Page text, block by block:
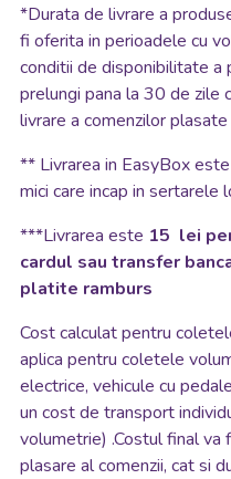
*Durata de livrare a
fi oferita in perioadele cu
conditii de disponibilitate a
prelungi pana la 30 de zile
livrare a comenzilor plasate
** Livrarea in EasyBox
mici care incap in sertarele
***Livrarea este 15 lei
cardul sau transfer
platite ramburs
Cost calculat pentru
aplica pentru coletele
electrice, vehicule cu
un cost de transport
volumetrie) .Costul final
plasare al comenzii, cat si